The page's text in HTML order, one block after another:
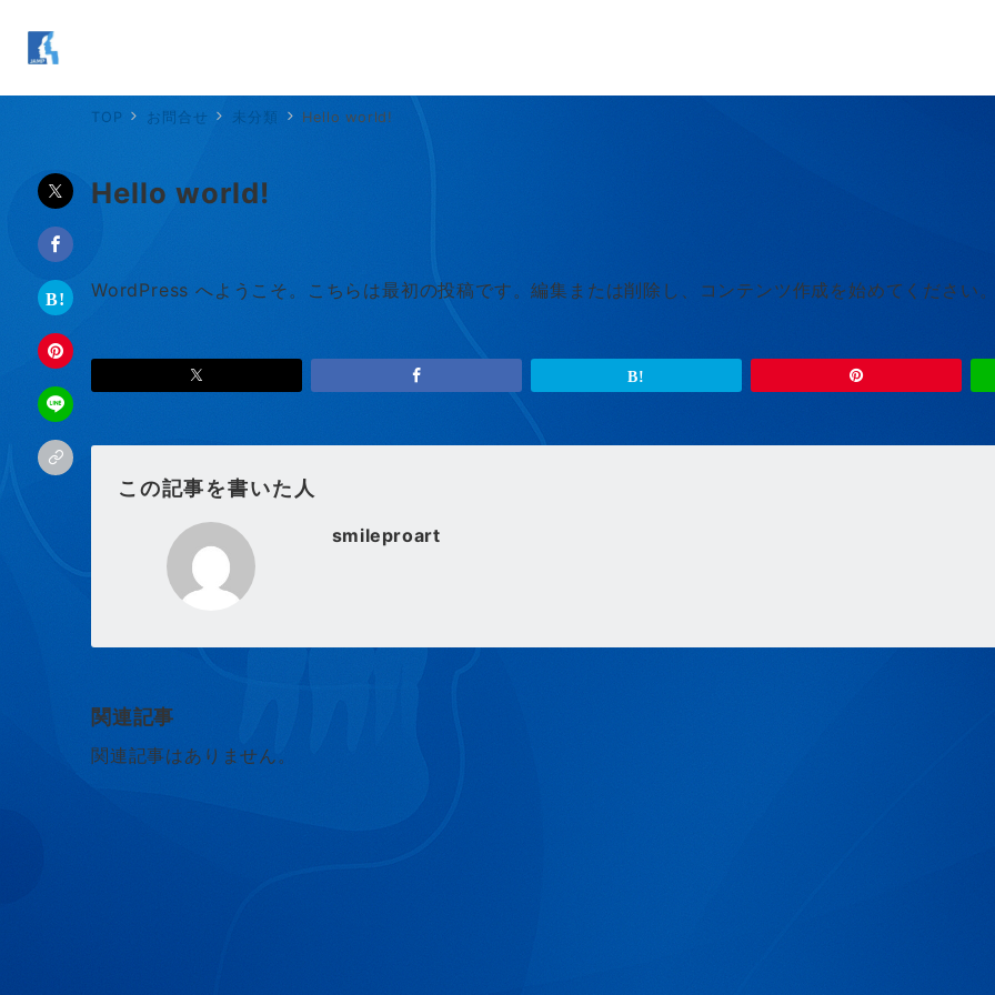
TOP お問合せ 未分類 Hello world!
Hello world!
WordPress へようこそ。こちらは最初の投稿です。編集または削除し、コンテンツ作成を始めてください
この記事を書いた人
smileproart
関連記事
関連記事はありません。